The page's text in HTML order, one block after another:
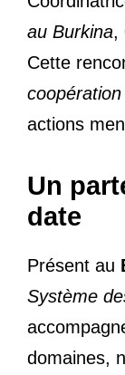
au Burkina,
Cette
actions
Un
date
Présent au
Système
domaines,